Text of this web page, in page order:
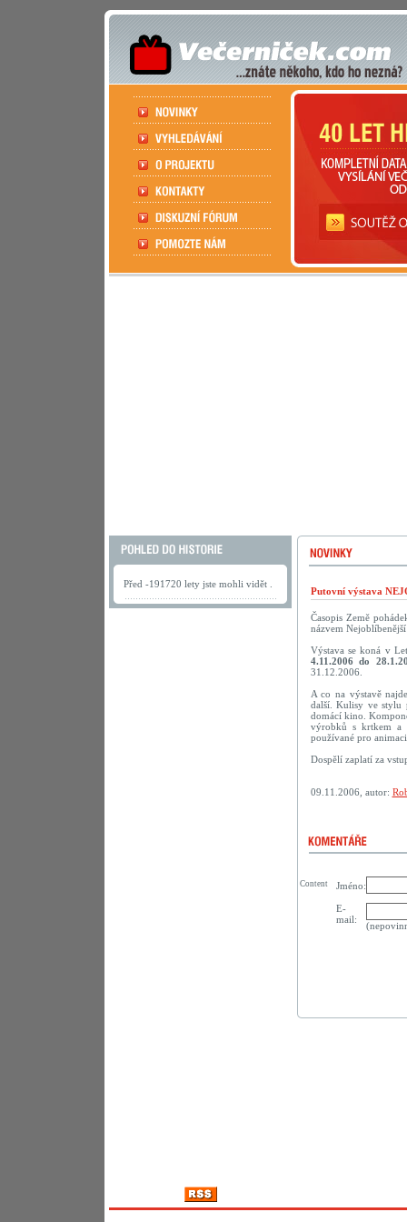
Před -191720 lety jste mohli vidět .
Putovní výstava
Časopis Země
názvem
Výstava se koná v
4.11.2006 do
31.12.2006.
A co na výstavě
další. Kulisy ve stylu
domácí kino.
výrobků s krtkem a
používané pro
Dospělí zaplatí za
09.11.2006, autor:
Jméno:
E-
mail:
Content